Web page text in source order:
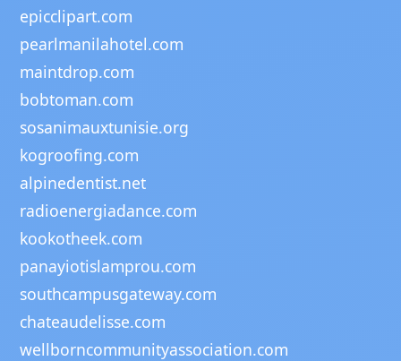
epicclipart.com
pearlmanilahotel.com
maintdrop.com
bobtoman.com
sosanimauxtunisie.org
kogroofing.com
alpinedentist.net
radioenergiadance.com
kookotheek.com
panayiotislamprou.com
southcampusgateway.com
chateaudelisse.com
wellborncommunityassociation.com